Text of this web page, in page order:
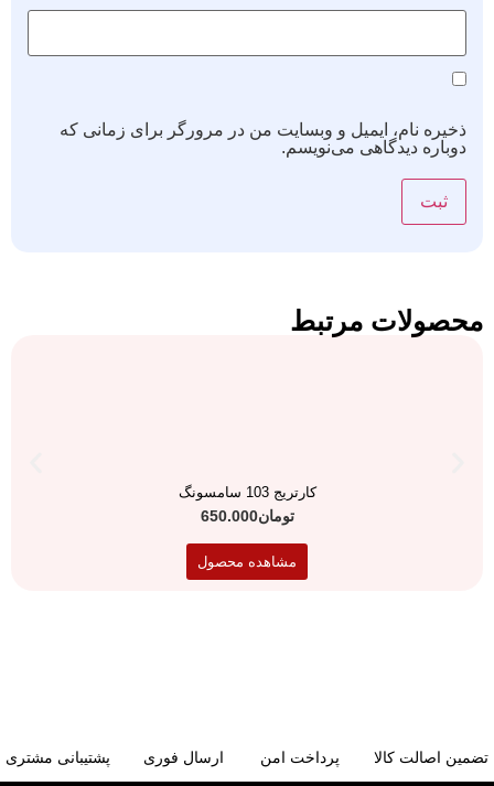
ذخیره نام، ایمیل و وبسایت من در مرورگر برای زمانی که
دوباره دیدگاهی می‌نویسم.
محصولات مرتبط
کارتریج 103 سامسونگ
تومان650.000
مشاهده محصول
تضمین اصالت کالا پرداخت امن ارسال فوری پشتیبانی مشتری